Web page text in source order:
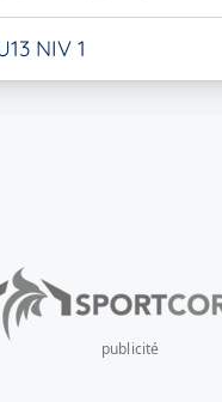
NIV 1
publicité